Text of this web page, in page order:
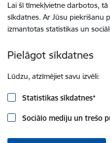
Lai šī tīmekļvietne darbotos,
sīkdatnes. Ar Jūsu piekrišanu
izmantotas statistikas un
Pielāgot sīkdatnes
Lūdzu, atzīmējiet savu izvēli:
Statistikas sīkdatnes*
Sociālo mediju un trešo